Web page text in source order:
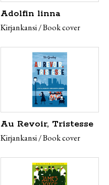
Adolfin linna
Kirjankansi / Book cover
Au Revoir, Tristesse
Kirjankansi / Book cover